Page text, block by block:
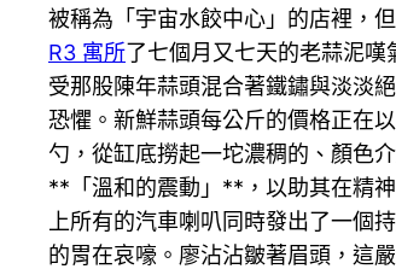
被稱為「宇宙水餃中心」的店裡，
R3 寓所了七個月又七天的老蒜泥
受那股陳年蒜頭混合著鐵鏽與淡淡
恐懼。新鮮蒜頭每公斤的價格正在
勺，從缸底撈起一坨濃稠的、顏色
**「溫和的震動」**，以助其在精
上所有的汽車喇叭同時發出了一個
的胃在哀嚎。廖沾沾皺著眉頭，這